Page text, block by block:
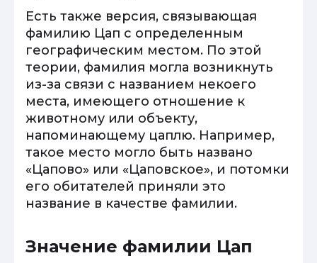
Есть также версия, связывающая
фамилию Цап с определенным
географическим местом. По этой
теории, фамилия могла возникнуть
из-за связи с названием некоего
места, имеющего отношение к
животному или объекту,
напоминающему цаплю. Например,
такое место могло быть названо
«Цапово» или «Цаповское», и потомки
его обитателей приняли это
название в качестве фамилии.
Значение фамилии Цап